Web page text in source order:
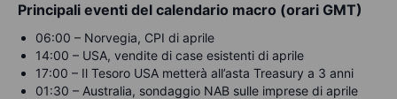
Principali eventi del calendario macro (orari GMT)
06:00 – Norvegia, CPI di aprile
14:00 – USA, vendite di case esistenti di aprile
17:00 – Il Tesoro USA metterà all’asta Treasury a 3 anni
01:30 – Australia, sondaggio NAB sulle imprese di aprile